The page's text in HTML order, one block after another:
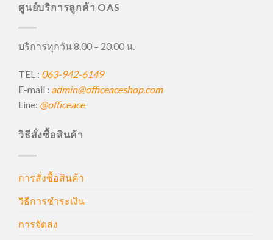
ศูนย์บริการลูกค้า OAS
บริการทุกวัน 8.00 – 20.00 น.
TEL : 063-942-6149
E-mail : admin@officeaceshop.com
Line: @officeace
วิธีสั่งซื้อสินค้า
การสั่งซื้อสินค้า
วิธีการชำระเงิน
การจัดส่ง